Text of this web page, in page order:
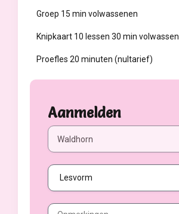
Groep 15 min volwassenen
Knipkaart 10 lessen 30 min volwassen
Proefles 20 minuten (nultarief)
Aanmelden